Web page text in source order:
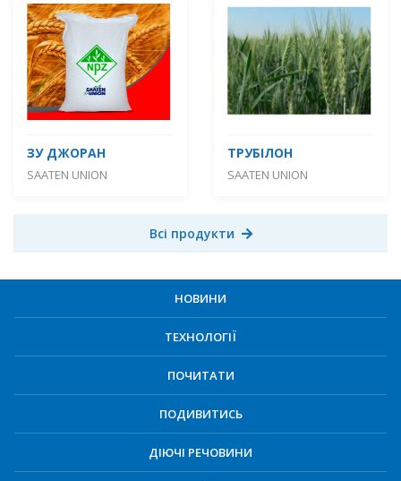
ЗУ ДЖОРАН
SAATEN UNION
ТРУБІЛОН
SAATEN UNION
Всі продукти
НОВИНИ
ТЕХНОЛОГІЇ
ПОЧИТАТИ
ПОДИВИТИСЬ
ДІЮЧІ РЕЧОВИНИ